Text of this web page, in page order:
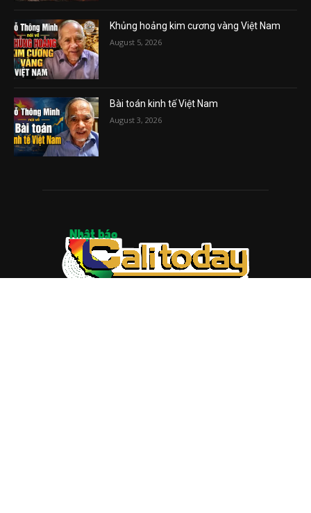
Khủng hoảng kim cương vàng Việt Nam
August 5, 2026
Bài toán kinh tế Việt Nam
August 3, 2026